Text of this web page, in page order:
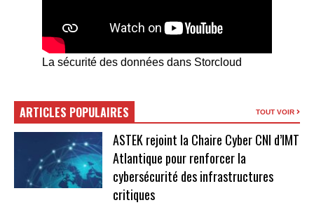
La sécurité des données dans Storcloud
ARTICLES POPULAIRES TOUT VOIR
ASTEK rejoint la Chaire Cyber CNI d’IMT
Atlantique pour renforcer la
cybersécurité des infrastructures
critiques